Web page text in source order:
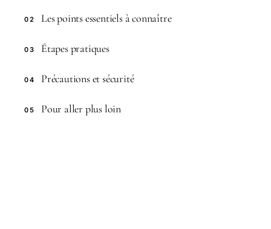
02 Les points essentiels à connaître
03 Étapes pratiques
04 Précautions et sécurité
05 Pour aller plus loin